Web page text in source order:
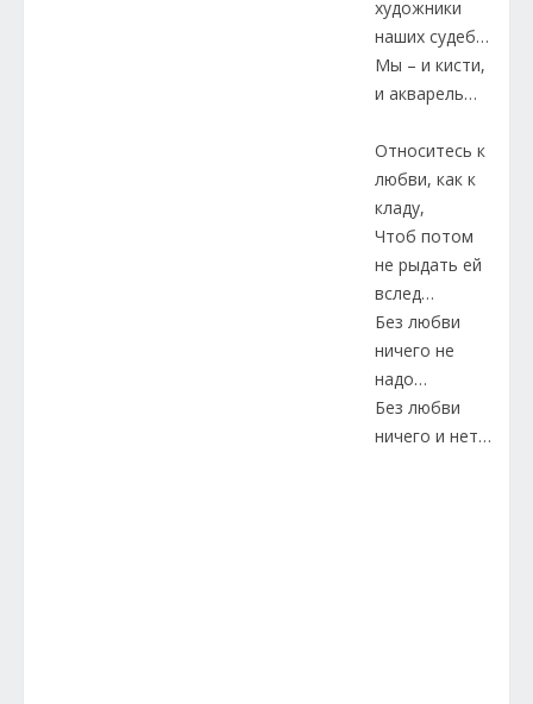
художники
наших судеб…
Мы – и кисти,
и акварель…
Относитесь к
любви, как к
кладу,
Чтоб потом
не рыдать ей
вслед…
Без любви
ничего не
надо…
Без любви
ничего и нет…